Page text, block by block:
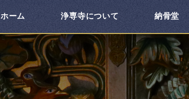
ホーム 浄専寺について 納骨堂